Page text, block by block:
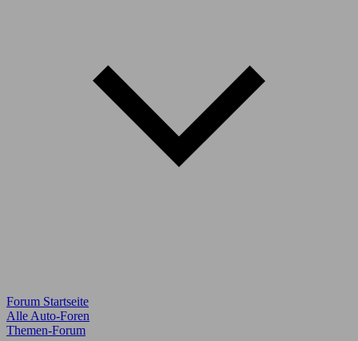
Forum Startseite
Alle Auto-Foren
Themen-Forum